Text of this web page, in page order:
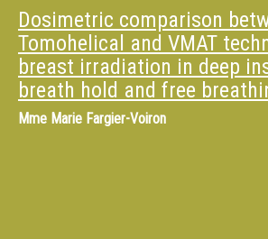
Dosimetric comparison
Tomohelical and VMAT
breast irradiation in deep
breath hold and free
Mme Marie Fargier-Voiron